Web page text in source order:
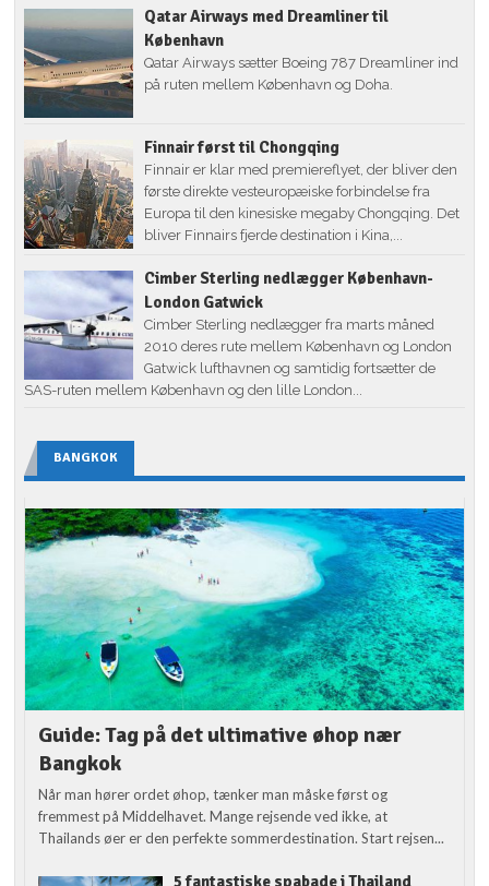
Qatar Airways med Dreamliner til
København
Qatar Airways sætter Boeing 787 Dreamliner ind
på ruten mellem København og Doha.
Finnair først til Chongqing
Finnair er klar med premiereflyet, der bliver den
første direkte vesteuropæiske forbindelse fra
Europa til den kinesiske megaby Chongqing. Det
bliver Finnairs fjerde destination i Kina,...
Cimber Sterling nedlægger København-
London Gatwick
Cimber Sterling nedlægger fra marts måned
2010 deres rute mellem København og London
Gatwick lufthavnen og samtidig fortsætter de
SAS-ruten mellem København og den lille London...
BANGKOK
Guide: Tag på det ultimative øhop nær
Bangkok
Når man hører ordet øhop, tænker man måske først og
fremmest på Middelhavet. Mange rejsende ved ikke, at
Thailands øer er den perfekte sommerdestination. Start rejsen...
5 fantastiske spabade i Thailand